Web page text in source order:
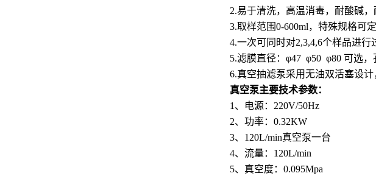
2.易于清洗，高温消毒，耐酸碱，
3.取样范围0-600ml，特殊规格可定
4.一次可同时对2,3,4,6个样品进行
5.滤膜直径：φ47 φ50 φ80 可选
6.真空抽滤泵采用无油双活塞设
真空泵主要技术参数：
1、电源：220V/50Hz
2、功率：0.32KW
3、120L/min真空泵一台
4、流量：120L/min
5、真空度：0.095Mpa